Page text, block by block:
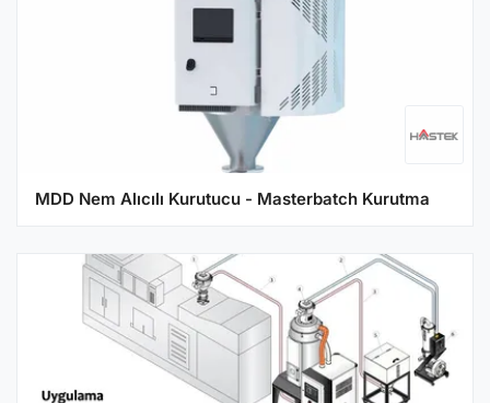
MDD Nem Alıcılı Kurutucu - Masterbatch Kurutma